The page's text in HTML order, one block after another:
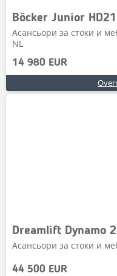
Асансьори за стоки и
NL
14 980 EUR
Dreamlift Dynamo
Асансьори за стоки и
44 500 EUR